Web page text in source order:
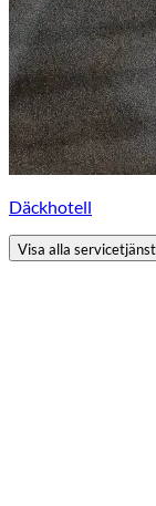
Däckhotell
Visa alla